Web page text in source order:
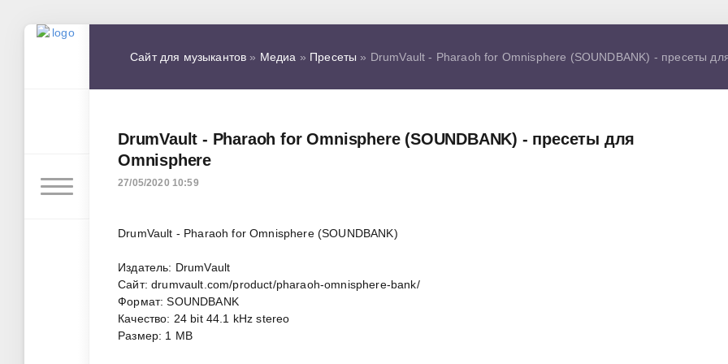
Сайт для музыкантов » Медиа » Пресеты » DrumVault - Pharaoh for Omnisphere (SOUNDBANK) - пресеты
DrumVault - Pharaoh for Omnisphere (SOUNDBANK) - пресеты для
Omnisphere
27/05/2020 10:59
DrumVault - Pharaoh for Omnisphere (SOUNDBANK)
Издатель: DrumVault
Сайт: drumvault.com/product/pharaoh-omnisphere-bank/
Формат: SOUNDBANK
Качество: 24 bit 44.1 kHz stereo
Размер: 1 MB